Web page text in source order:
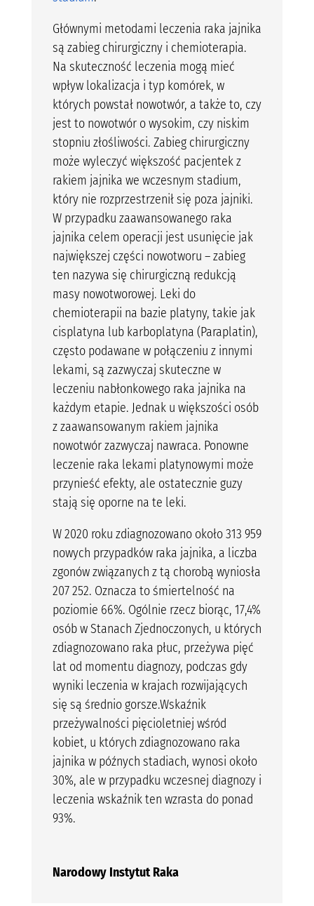
Głównymi metodami leczenia raka jajnika
są zabieg chirurgiczny i chemioterapia.
Na skuteczność leczenia mogą mieć
wpływ lokalizacja i typ komórek, w
których powstał nowotwór, a także to, czy
jest to nowotwór o wysokim, czy niskim
stopniu złośliwości. Zabieg chirurgiczny
może wyleczyć większość pacjentek z
rakiem jajnika we wczesnym stadium,
który nie rozprzestrzenił się poza jajniki.
W przypadku zaawansowanego raka
jajnika celem operacji jest usunięcie jak
największej części nowotworu – zabieg
ten nazywa się chirurgiczną redukcją
masy nowotworowej. Leki do
chemioterapii na bazie platyny, takie jak
cisplatyna lub karboplatyna (Paraplatin),
często podawane w połączeniu z innymi
lekami, są zazwyczaj skuteczne w
leczeniu nabłonkowego raka jajnika na
każdym etapie. Jednak u większości osób
z zaawansowanym rakiem jajnika
nowotwór zazwyczaj nawraca. Ponowne
leczenie raka lekami platynowymi może
przynieść efekty, ale ostatecznie guzy
stają się oporne na te leki.
W 2020 roku zdiagnozowano około 313 959
nowych przypadków raka jajnika, a liczba
zgonów związanych z tą chorobą wyniosła
207 252. Oznacza to śmiertelność na
poziomie 66%. Ogólnie rzecz biorąc, 17,4%
osób w Stanach Zjednoczonych, u których
zdiagnozowano raka płuc, przeżywa pięć
lat od momentu diagnozy, podczas gdy
wyniki leczenia w krajach rozwijających
się są średnio gorsze.Wskaźnik
przeżywalności pięcioletniej wśród
kobiet, u których zdiagnozowano raka
jajnika w późnych stadiach, wynosi około
30%, ale w przypadku wczesnej diagnozy i
leczenia wskaźnik ten wzrasta do ponad
93%.
Narodowy Instytut Raka